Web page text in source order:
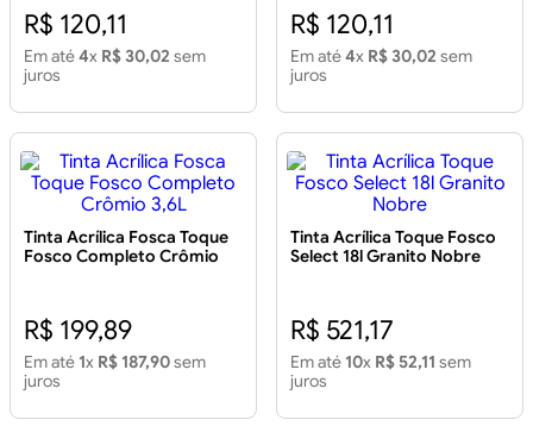
R$ 120,11
Em até4x R$ 30,02 sem
juros
R$ 120,11
Em até4x R$ 30,02 sem
juros
Tinta Acrílica Fosca Toque
Fosco Completo Crômio
R$ 199,89
Em até 1x R$ 187,90sem
juros
Tinta Acrílica Toque Fosco
Select 18l Granito Nobre
R$ 521,17
Em até 10x R$ 52,11 sem
juros